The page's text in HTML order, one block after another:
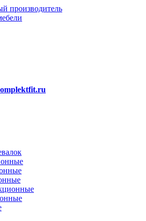
производитель